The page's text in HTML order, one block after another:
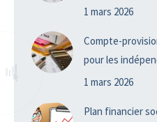
1 mars 2026
Compte-
pour les
1 mars 2026
Plan financier